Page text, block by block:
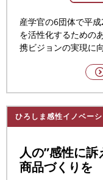
産学官の6団体で平
を活性化するための
携ビジョンの実現に
ひろしま感性イノベー
人の”感性に
商品づくりを